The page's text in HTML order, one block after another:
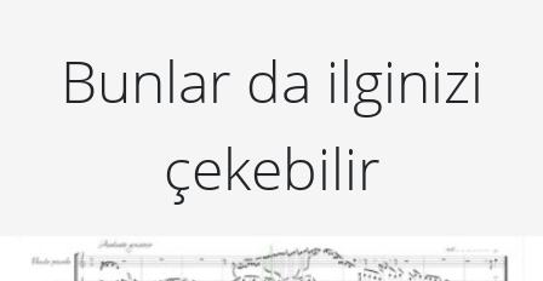
Bunlar da ilginizi
çekebilir